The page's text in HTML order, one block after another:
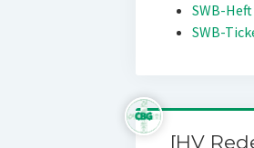
SWB-
SWB-
[HV